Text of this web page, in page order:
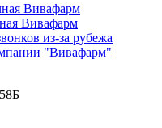
Вивафарм
Вивафарм
из-за рубежа
"Вивафарм"